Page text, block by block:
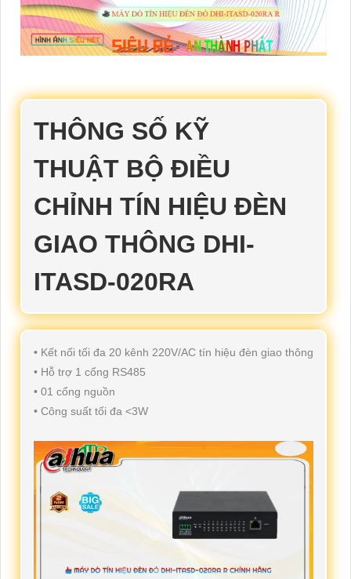
THÔNG SỐ KỸ
THUẬT BỘ ĐIỀU
CHỈNH TÍN HIỆU ĐÈN
GIAO THÔNG DHI-
ITASD-020RA
• Kết nối tối đa 20 kênh 220V/AC tín hiệu đèn giao thông
• Hỗ trợ 1 cổng RS485
• 01 cổng nguồn
• Công suất tối đa <3W